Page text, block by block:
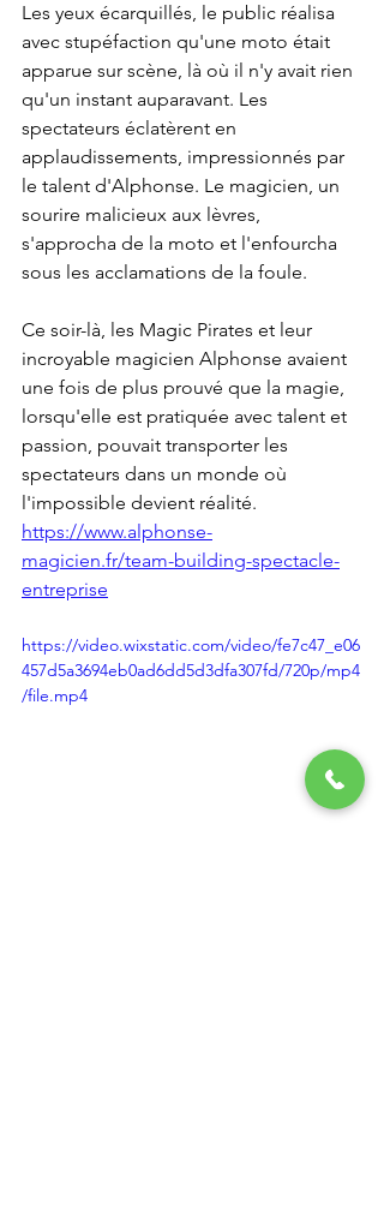
Les yeux écarquillés, le public réalisa
avec stupéfaction qu'une moto était
apparue sur scène, là où il n'y avait rien
qu'un instant auparavant. Les
spectateurs éclatèrent en
applaudissements, impressionnés par
le talent d'Alphonse. Le magicien, un
sourire malicieux aux lèvres,
s'approcha de la moto et l'enfourcha
sous les acclamations de la foule.
Ce soir-là, les Magic Pirates et leur
incroyable magicien Alphonse avaient
une fois de plus prouvé que la magie,
lorsqu'elle est pratiquée avec talent et
passion, pouvait transporter les
spectateurs dans un monde où
l'impossible devient réalité.
https://www.alphonse-
magicien.fr/team-building-spectacle-
entreprise
https://video.wixstatic.com/video/fe7c47_e06
457d5a3694eb0ad6dd5d3dfa307fd/720p/mp4
/file.mp4